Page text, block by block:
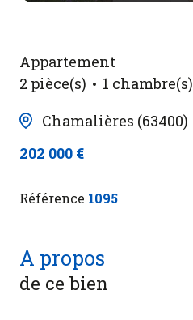
Appartement
2 pièce(s)
1 chambre(s)
Chamalières (63400)
202 000 €
Référence 1095
A propos
de ce bien